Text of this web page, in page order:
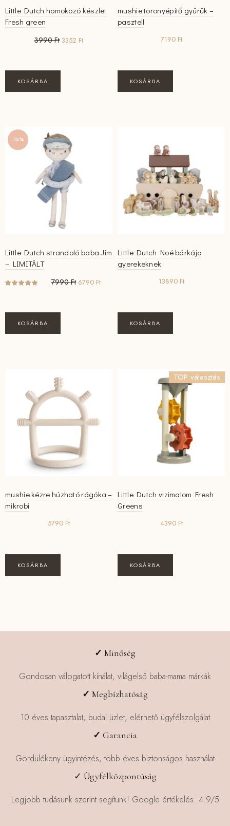
Little Dutch homokozó készlet
Fresh green
3990Ft Original
3352 FtCurrent
KOSÁRBA
mushie toronyépítő gyűrűk –
pasztell
7190 Ft
KOSÁRBA
-15%
Little Dutch strandoló baba Jim
– LIMITÁLT
7990Ft Original
6790 FtCurrent
6790 Ft.
KOSÁRBA
Little Dutch Noé bárkája
gyerekeknek
13890 Ft
KOSÁRBA
mushie kézre húzható rágóka –
mikrobi
5790 Ft
KOSÁRBA
TOP választás
Little Dutch vizimalom Fresh
Greens
4390 Ft
KOSÁRBA
✓ Minőség
Gondosan válogatott kínálat, világelső baba-mama márkák
✓ Megbízhatóság
10 éves tapasztalat, budai üzlet, elérhető ügyfélszolgálat
✓ Garancia
Gördülékeny ügyintézés, több éves biztonságos használat
✓ Ügyfélközpontúság
Legjobb tudásunk szerint segítünk! Google értékelés: 4.9/5